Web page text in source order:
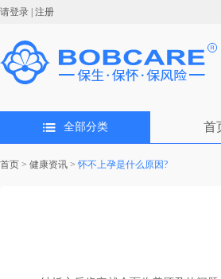
请登录 | 注册
全部分类 首
首页 > 健康资讯 >怀不上孕是什么原因?